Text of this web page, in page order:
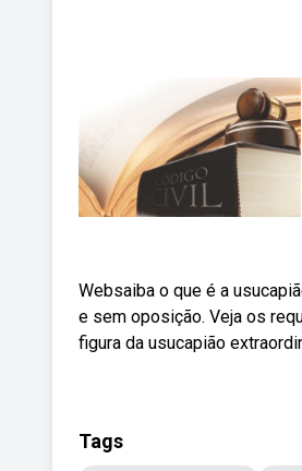
Websaiba o que é a
e sem oposição. Veja os
figura da usucapião
Tags